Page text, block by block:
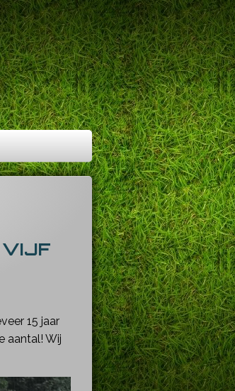
VIJF
15 jaar
aantal! Wij